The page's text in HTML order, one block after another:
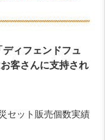
ディフェンドフュ
客さんに支持され
セット販売個数実績